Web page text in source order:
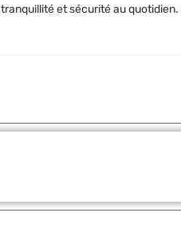
tranquillité et sécuritéau quotidien.